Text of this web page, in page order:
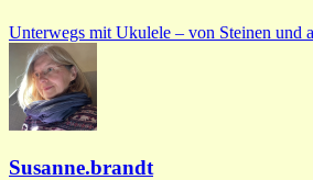
Unterwegs mit Ukulele – von Steinen und
Susanne.brandt